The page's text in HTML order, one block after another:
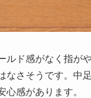
ド感がなく指が
なさそうです。中
感があります。